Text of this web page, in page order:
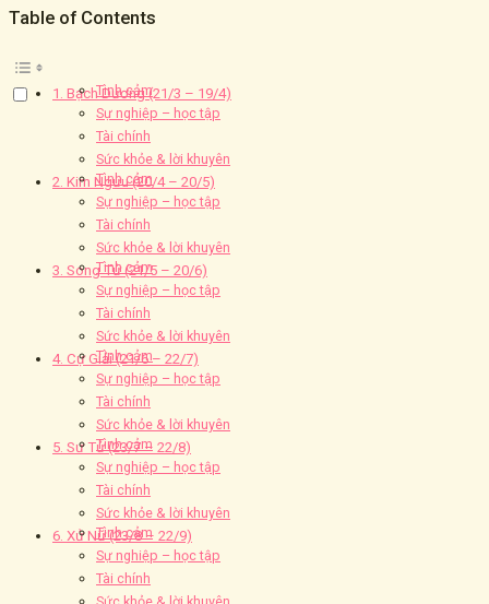
Table of Contents
1. Bạch Dương (21/3 – 19/4)
Tình cảm
Sự nghiệp – học tập
Tài chính
Sức khỏe & lời khuyên
2. Kim Ngưu (20/4 – 20/5)
Tình cảm
Sự nghiệp – học tập
Tài chính
Sức khỏe & lời khuyên
3. Song Tử (21/5 – 20/6)
Tình cảm
Sự nghiệp – học tập
Tài chính
Sức khỏe & lời khuyên
4. Cự Giải (21/6 – 22/7)
Tình cảm
Sự nghiệp – học tập
Tài chính
Sức khỏe & lời khuyên
5. Sư Tử (23/7 – 22/8)
Tình cảm
Sự nghiệp – học tập
Tài chính
Sức khỏe & lời khuyên
6. Xử Nữ (23/8 – 22/9)
Tình cảm
Sự nghiệp – học tập
Tài chính